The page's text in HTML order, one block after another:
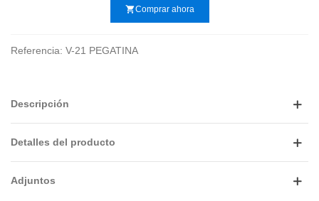
shopping_cartComprar ahora
Referencia: V-21 PEGATINA
Descripción
Detalles del producto
Adjuntos